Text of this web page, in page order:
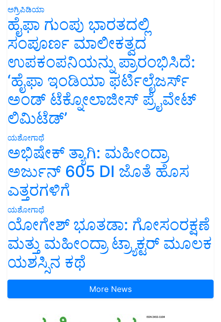
ಅಗ್ರಿಪಿಡಿಯಾ
ಹೈಫಾ ಗುಂಪು ಭಾರತದಲ್ಲಿ
ಸಂಪೂರ್ಣ ಮಾಲೀಕತ್ವದ
ಉಪಕಂಪನಿಯನ್ನು ಪ್ರಾರಂಭಿಸಿದೆ:
‘ಹೈಫಾ ಇಂಡಿಯಾ ಫರ್ಟಿಲೈಜರ್ಸ್
ಅಂಡ್ ಟೆಕ್ನೋಲಾಜೀಸ್ ಪ್ರೈವೇಟ್
ಲಿಮಿಟೆಡ್’
ಯಶೋಗಾಥೆ
ಅಭಿಷೇಕ್ ತ್ಯಾಗಿ: ಮಹೀಂದ್ರಾ
ಅರ್ಜುನ್ 605 DI ಜೊತೆ ಹೊಸ
ಎತ್ತರಗಳಿಗೆ
ಯಶೋಗಾಥೆ
ಯೋಗೇಶ್ ಭೂತಡಾ: ಗೋಸಂರಕ್ಷಣೆ
ಮತ್ತು ಮಹೀಂದ್ರಾ ಟ್ರ್ಯಾಕ್ಟರ್ ಮೂಲಕ
ಯಶಸ್ಸಿನ ಕಥೆ
More News